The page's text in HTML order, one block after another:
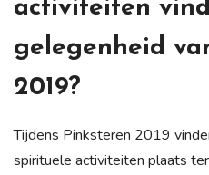
activiteiten
gelegenheid
2019?
Tijdens Pinksteren 2019
spirituele activiteiten plaats